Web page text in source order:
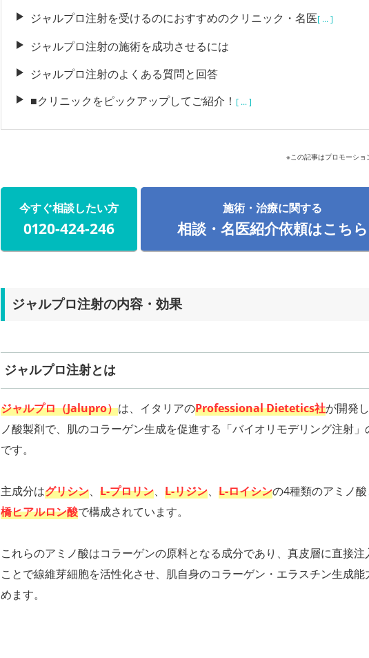
ジャルプロ注射を受けるのにおすすめのクリニック・名医[ ... ]
ジャルプロ注射の施術を成功させるには
ジャルプロ注射のよくある質問と回答
■クリニックをピックアップしてご紹介！ [ ... ]
※この記事はプロモーショ
今すぐ相談したい方
0120-424-246
施術・治療に関する
相談・名医紹介依頼はこちら
ジャルプロ注射の内容・効果
ジャルプロ注射とは
ジャルプロ（Jalupro）は、イタリアのProfessional Dietetics社が開発
ノ酸製剤で、肌のコラーゲン生成を促進する「バイオリモデリング注射」
です。
主成分はグリシン、 L-プロリン、 L-リジン、 L-ロイシンの4種類のアミノ酸
橋ヒアルロン酸で構成されています。
これらのアミノ酸はコラーゲンの原料となる成分であり、真皮層に直接注
ことで線維芽細胞を活性化させ、肌自身のコラーゲン・エラスチン生成能
めます。